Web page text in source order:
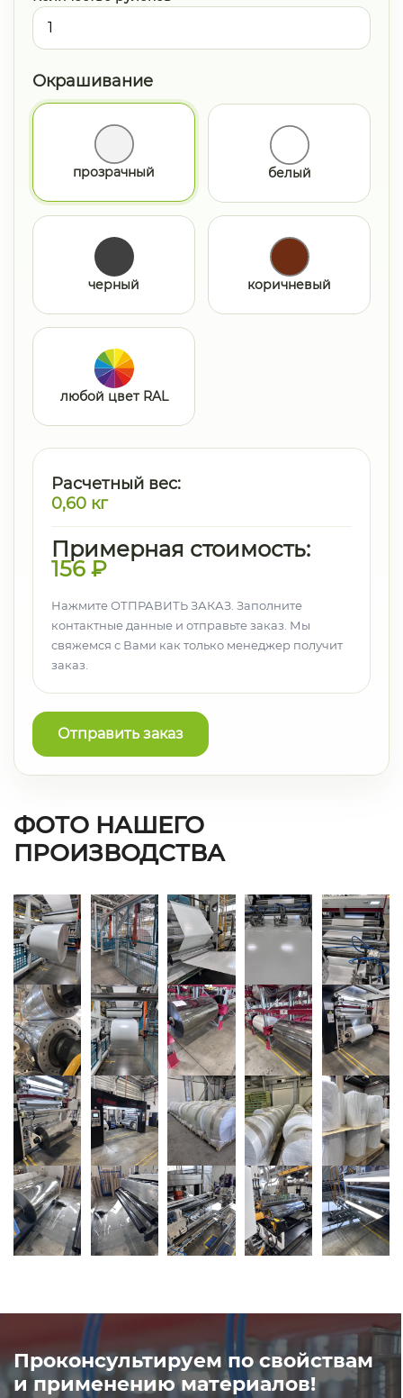
Окрашивание
прозрачный белый
черный коричневый
любой цвет RAL
Расчетный вес:
0,60 кг
Примерная стоимость:
156 ₽
Нажмите ОТПРАВИТЬ ЗАКАЗ. Заполните
контактные данные и отправьте заказ. Мы
свяжемся с Вами как только менеджер получит
заказ.
Отправить заказ
ФОТО НАШЕГО
ПРОИЗВОДСТВА
Проконсультируем по свойствам
и применению материалов!